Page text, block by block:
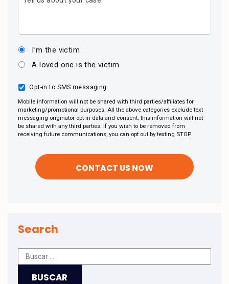
I’m the victim
A loved one is the victim
Opt-in to SMS messaging
Mobile information will not be shared with third parties/affiliates for
marketing/promotional purposes. All the above categories exclude text
messaging originator opt-in data and consent; this information will not
be shared with any third parties. If you wish to be removed from
receiving future communications, you can opt out by texting STOP.
Search